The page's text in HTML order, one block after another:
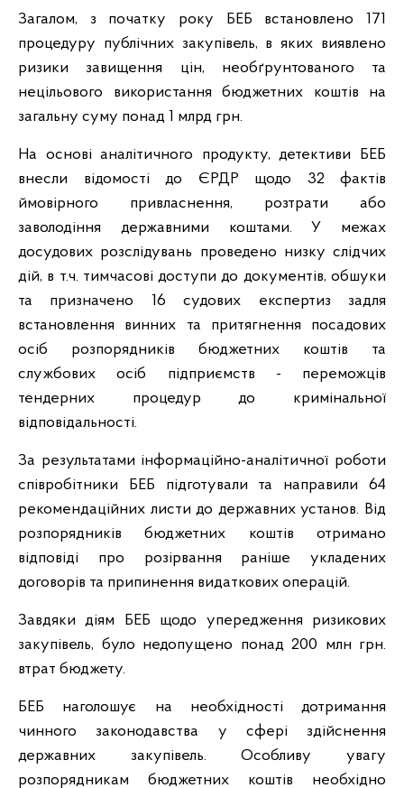
Загалом, з початку року БЕБ встановлено 171
процедуру публічних закупівель, в яких виявлено
ризики завищення цін, необґрунтованого та
нецільового використання бюджетних коштів на
загальну суму понад 1 млрд грн.
На основі аналітичного продукту, детективи БЕБ
внесли відомості до ЄРДР щодо 32 фактів
ймовірного привласнення, розтрати або
заволодіння державними коштами. У межах
досудових розслідувань проведено низку слідчих
дій, в т.ч. тимчасові доступи до документів, обшуки
та призначено 16 судових експертиз задля
встановлення винних та притягнення посадових
осіб розпорядників бюджетних коштів та
службових осіб підприємств - переможців
тендерних процедур до кримінальної
відповідальності.
За результатами інформаційно-аналітичної роботи
співробітники БЕБ підготували та направили 64
рекомендаційних листи до державних установ. Від
розпорядників бюджетних коштів отримано
відповіді про розірвання раніше укладених
договорів та припинення видаткових операцій.
Завдяки діям БЕБ щодо упередження ризикових
закупівель, було недопущено понад 200 млн грн.
втрат бюджету.
БЕБ наголошує на необхідності дотримання
чинного законодавства у сфері здійснення
державних закупівель. Особливу увагу
розпорядникам бюджетних коштів необхідно